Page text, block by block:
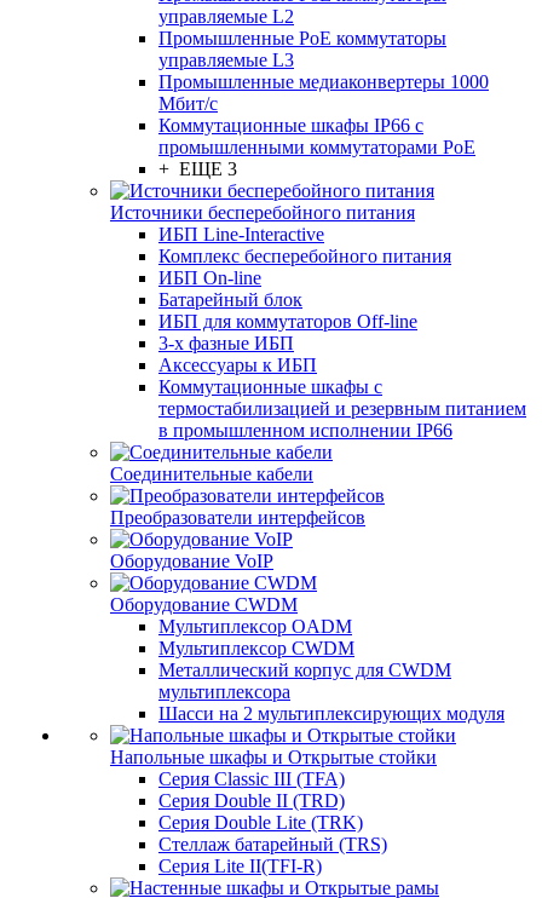
управляемые L2
Промышленные PoE коммутаторы
управляемые L3
Промышленные медиаконвертеры 1000
Мбит/с
Коммутационные шкафы IP66 c
промышленными коммутаторами PoE
+ ЕЩЕ 3
Источники бесперебойного питания
ИБП Line-Interactive
Комплекс бесперебойного питания
ИБП On-line
Батарейный блок
ИБП для коммутаторов Off-line
3-х фазные ИБП
Аксессуары к ИБП
Коммутационные шкафы с
термостабилизацией и резервным питанием
в промышленном исполнении IP66
Соединительные кабели
Преобразователи интерфейсов
Оборудование VoIP
Оборудование CWDM
Мультиплекcор OADM
Мультиплексор CWDM
Металлический корпус для CWDM
мультиплексора
Шасси на 2 мультиплексирующих модуля
Напольные шкафы и Открытые стойки
Серия Classic III (TFA)
Серия Double II (TRD)
Серия Double Lite (TRK)
Стеллаж батарейный (TRS)
Серия Lite II(TFI-R)